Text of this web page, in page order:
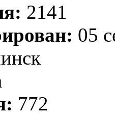
2141
05
772